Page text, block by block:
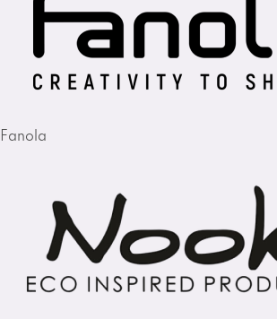
Fanola